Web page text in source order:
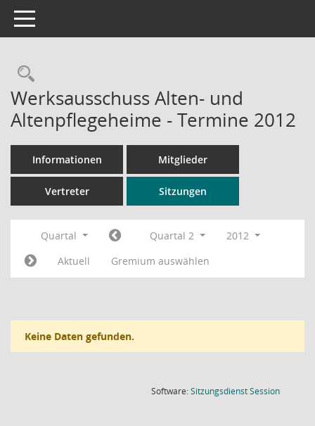
Toggle navigation
Rechercheauswahl
Werksausschuss Alten- und
Altenpflegeheime - Termine 2012
Informationen Mitglieder
Vertreter Sitzungen
Quartal Quartal 2
2012
Aktuell
Gremium auswählen
Keine Daten gefunden.
Software:SitzungsdienstSession(Wird in